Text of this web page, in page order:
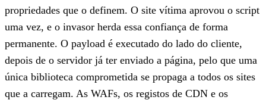
propriedades que o definem. O site vítima aprovou o script
uma vez, e o invasor herda essa confiança de forma
permanente. O payload é executado do lado do cliente,
depois de o servidor já ter enviado a página, pelo que uma
única biblioteca comprometida se propaga a todos os sites
que a carregam. As WAFs, os registos de CDN e os